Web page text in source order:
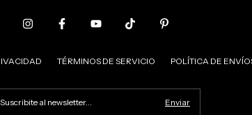
TÉRMINOS DE SERVICIO POLÍTICA DE